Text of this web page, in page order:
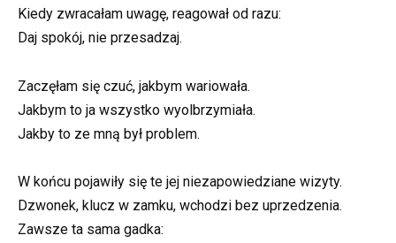
Kiedy zwracałam uwagę, reagował od razu:
Daj spokój, nie przesadzaj.
Zaczęłam się czuć, jakbym wariowała.
Jakbym to ja wszystko wyolbrzymiała.
Jakby to ze mną był problem.
W końcu pojawiły się te jej niezapowiedziane wizyty.
Dzwonek, klucz w zamku, wchodzi bez uprzedzenia.
Zawsze ta sama gadka: